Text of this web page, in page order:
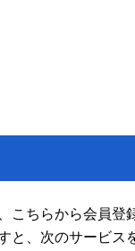
こちらから会員登
と、次のサービス